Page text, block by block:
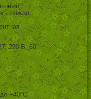
- стекло,
220 В; 60
+40^C